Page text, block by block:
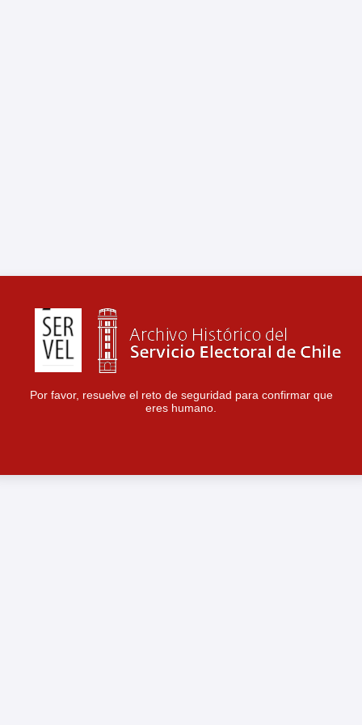
Por favor, resuelve el reto de seguridad para confirmar que
eres humano.